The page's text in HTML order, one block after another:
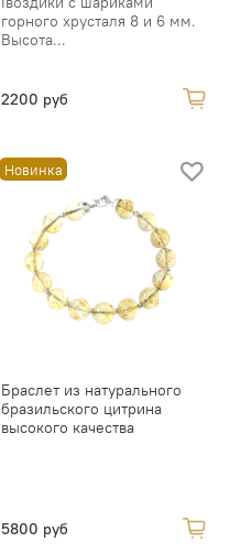
горного хрусталя 8 и 6 мм.
Высота...
2200 руб
Новинка
Браслет из натурального
бразильского цитрина
высокого качества
5800 руб